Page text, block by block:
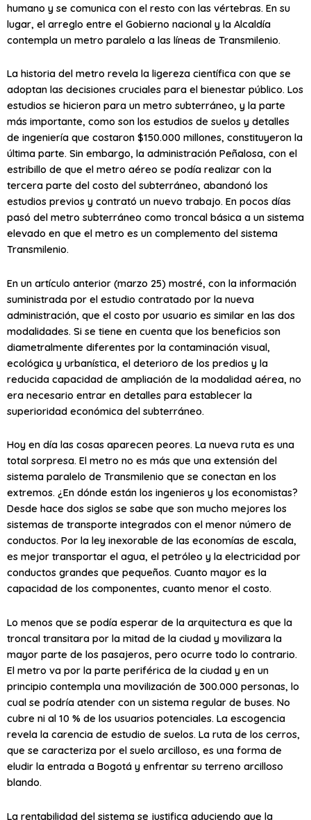
humano y se comunica con el resto con las vértebras. En su
lugar, el arreglo entre el Gobierno nacional y la Alcaldía
contempla un metro paralelo a las líneas de Transmilenio.
La historia del metro revela la ligereza científica con que se
adoptan las decisiones cruciales para el bienestar público. Los
estudios se hicieron para un metro subterráneo, y la parte
más importante, como son los estudios de suelos y detalles
de ingeniería que costaron $150.000 millones, constituyeron la
última parte. Sin embargo, la administración Peñalosa, con el
estribillo de que el metro aéreo se podía realizar con la
tercera parte del costo del subterráneo, abandonó los
estudios previos y contrató un nuevo trabajo. En pocos días
pasó del metro subterráneo como troncal básica a un sistema
elevado en que el metro es un complemento del sistema
Transmilenio.
En un artículo anterior (marzo 25) mostré, con la información
suministrada por el estudio contratado por la nueva
administración, que el costo por usuario es similar en las dos
modalidades. Si se tiene en cuenta que los beneficios son
diametralmente diferentes por la contaminación visual,
ecológica y urbanística, el deterioro de los predios y la
reducida capacidad de ampliación de la modalidad aérea, no
era necesario entrar en detalles para establecer la
superioridad económica del subterráneo.
Hoy en día las cosas aparecen peores. La nueva ruta es una
total sorpresa. El metro no es más que una extensión del
sistema paralelo de Transmilenio que se conectan en los
extremos. ¿En dónde están los ingenieros y los economistas?
Desde hace dos siglos se sabe que son mucho mejores los
sistemas de transporte integrados con el menor número de
conductos. Por la ley inexorable de las economías de escala,
es mejor transportar el agua, el petróleo y la electricidad por
conductos grandes que pequeños. Cuanto mayor es la
capacidad de los componentes, cuanto menor el costo.
Lo menos que se podía esperar de la arquitectura es que la
troncal transitara por la mitad de la ciudad y movilizara la
mayor parte de los pasajeros, pero ocurre todo lo contrario.
El metro va por la parte periférica de la ciudad y en un
principio contempla una movilización de 300.000 personas, lo
cual se podría atender con un sistema regular de buses. No
cubre ni al 10 % de los usuarios potenciales. La escogencia
revela la carencia de estudio de suelos. La ruta de los cerros,
que se caracteriza por el suelo arcilloso, es una forma de
eludir la entrada a Bogotá y enfrentar su terreno arcilloso
blando.
La rentabilidad del sistema se justifica aduciendo que la